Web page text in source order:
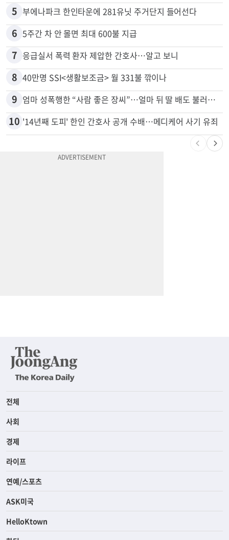
5 부에나파크 한인타운에 281유닛 주거단지 들어선다
6 5주간 차 안 몰면 최대 600불 지급
7 응급실서 폭력 환자 제압한 간호사…알고 보니
8 40만명 SSI<생활보조금> 월 331불 깎이나
9 엄마 성폭행한 “사람 좋은 장씨”…얼마 뒤 딸 배도 불러왔다
10 '14년째 도피' 한인 간호사 공개 수배…메디케어 사기 유죄
전체
사회
경제
라이프
연예/스포츠
ASK미국
HelloKtown